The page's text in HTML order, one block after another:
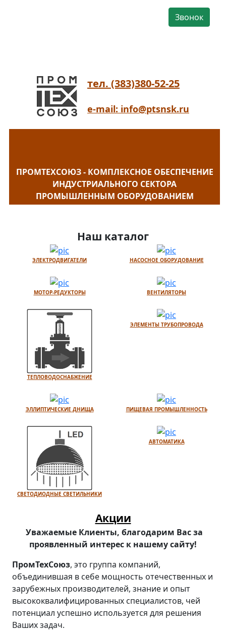
Звонок
тел. (383)380-52-25
e-mail: info@ptsnsk.ru
ПРОМТЕХСОЮЗ - КОМПЛЕКСНОЕ ОБЕСПЕЧЕНИЕ
ИНДУСТРИАЛЬНОГО СЕКТОРА
ПРОМЫШЛЕННЫМ ОБОРУДОВАНИЕМ
Наш каталог
ЭЛЕКТРОДВИГАТЕЛИ НАСОСНОЕ ОБОРУДОВАНИЕ
МОТОР-РЕДУКТОРЫ ВЕНТИЛЯТОРЫ
ТЕПЛОВОДОСНАБЖЕНИЕ
ЭЛЕМЕНТЫ ТРУБОПРОВОДА
ЭЛЛИПТИЧЕСКИЕ ДНИЩА ПИЩЕВАЯ ПРОМЫШЛЕННОСТЬ
СВЕТОДИОДНЫЕ СВЕТИЛЬНИКИ
АВТОМАТИКА
Акции
Уважаемые Клиенты, благодарим Вас за
проявленный интерес к нашему сайту!
ПромТехСоюз, это группа компаний,
объединившая в себе мощность отечественных и
зарубежных производителей, знание и опыт
высококвалифицированных специалистов, чей
потенциал успешно используется для решения
Ваших задач.